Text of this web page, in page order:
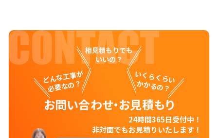
相見積もりでも
いいの？
どんな工事が
必要なの？
いくらくらい
かかるの？
お問い合わせ・お見積もり
24時間365日受付中！
非対面でもお見積りいたします！